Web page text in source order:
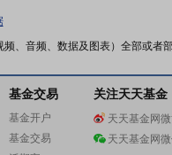
、音频、数据及图表）全部或者